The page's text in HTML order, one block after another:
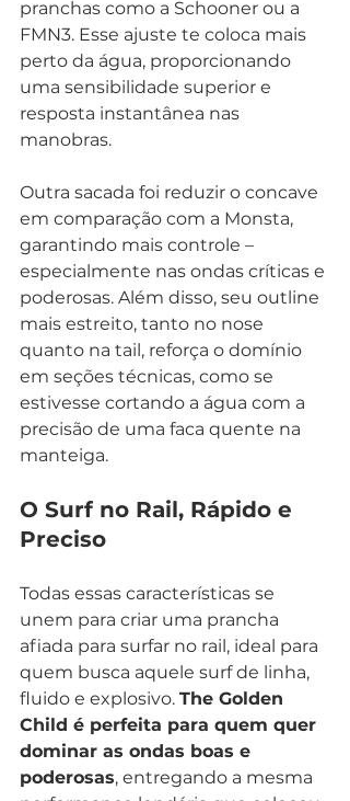
pranchas como a Schooner ou a
FMN3. Esse ajuste te coloca mais
perto da água, proporcionando
uma sensibilidade superior e
resposta instantânea nas
manobras.
Outra sacada foi reduzir o concave
em comparação com a Monsta,
garantindo mais controle –
especialmente nas ondas críticas e
poderosas. Além disso, seu outline
mais estreito, tanto no nose
quanto na tail, reforça o domínio
em seções técnicas, como se
estivesse cortando a água com a
precisão de uma faca quente na
manteiga.
O Surf no Rail, Rápido e
Preciso
Todas essas características se
unem para criar uma prancha
afiada para surfar no rail, ideal para
quem busca aquele surf de linha,
fluido e explosivo. The Golden
Child é perfeita para quem quer
dominar as ondas boas e
poderosas, entregando a mesma